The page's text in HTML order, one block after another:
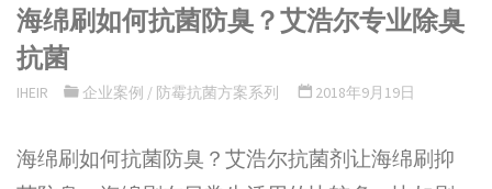
海绵刷如何抗菌防臭？艾浩尔专业除臭
抗菌
IHEIR 企业案例 / 防霉抗菌方案系列 2018年9月19日
海绵刷如何抗菌防臭？艾浩尔抗菌剂让海绵刷抑